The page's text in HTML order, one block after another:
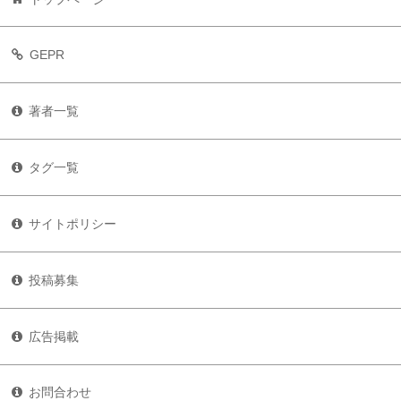
GEPR
著者一覧
タグ一覧
サイトポリシー
投稿募集
広告掲載
お問合わせ